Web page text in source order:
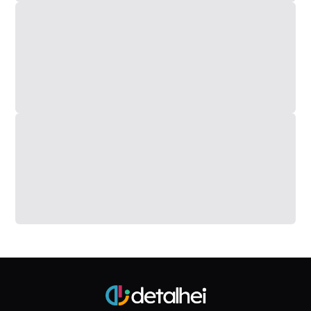
nos plásticos. O acrílico da área frontal até parece
rebatendo a luz sobre ele.
O Wanbo X5 Pro é maior do que grande parte dos
projetores já testados nessa faixa de preço. com